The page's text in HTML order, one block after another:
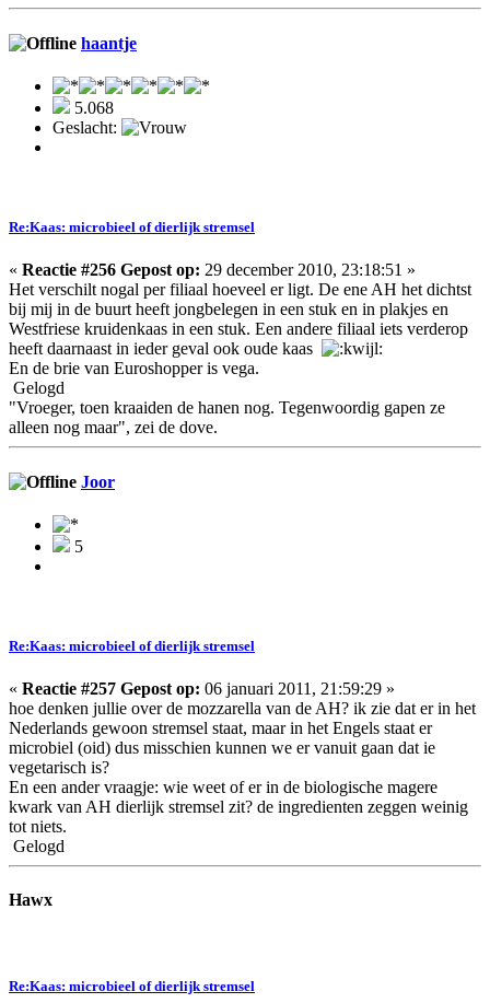
haantje
5.068
Geslacht:
Re:Kaas: microbieel of dierlijk stremsel
« Reactie #256 Gepost op: 29 december 2010, 23:18:51 »
Het verschilt nogal per filiaal hoeveel er ligt. De ene AH het dichtst
bij mij in de buurt heeft jongbelegen in een stuk en in plakjes en
Westfriese kruidenkaas in een stuk. Een andere filiaal iets verderop
heeft daarnaast in ieder geval ook oude kaas
En de brie van Euroshopper is vega.
Gelogd
"Vroeger, toen kraaiden de hanen nog. Tegenwoordig gapen ze
alleen nog maar", zei de dove.
Joor
5
Re:Kaas: microbieel of dierlijk stremsel
« Reactie #257 Gepost op: 06 januari 2011, 21:59:29 »
hoe denken jullie over de mozzarella van de AH? ik zie dat er in het
Nederlands gewoon stremsel staat, maar in het Engels staat er
microbiel (oid) dus misschien kunnen we er vanuit gaan dat ie
vegetarisch is?
En een ander vraagje: wie weet of er in de biologische magere
kwark van AH dierlijk stremsel zit? de ingredienten zeggen weinig
tot niets.
Gelogd
Hawx
Re:Kaas: microbieel of dierlijk stremsel